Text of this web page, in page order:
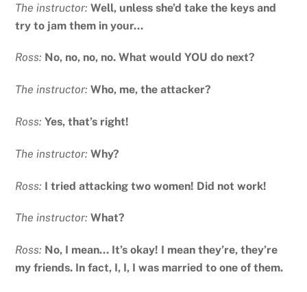
The instructor:Well, unless she’d take the keys and
try to jam them in your…
Ross: No, no, no, no. What would YOU do next?
The instructor: Who, me, the attacker?
Ross:Yes, that’s right!
The instructor: Why?
Ross: I tried attacking two women! Did not work!
The instructor:What?
Ross: No, I mean… It’s okay! I mean they’re, they’re
my friends. In fact, I, I, I was married to one of them.